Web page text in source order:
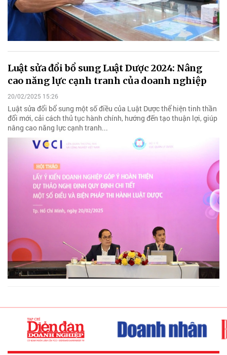
Luật sửa đổi bổ sung Luật Dược 2024: Nâng
cao năng lực cạnh tranh của doanh nghiệp
20/02/2025 15:26
Luật sửa đổi bổ sung một số điều của Luật Dược thể hiện tinh thần
đổi mới, cải cách thủ tục hành chính, hướng đến tạo thuận lợi, giúp
nâng cao năng lực cạnh tranh...